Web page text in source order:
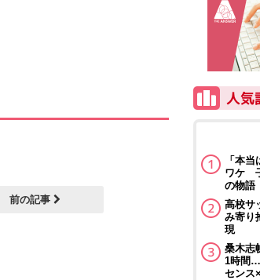
前の記事
「本
ワケ
の物語
高校サ
み寄り
現
桑木志
1時間…
センス